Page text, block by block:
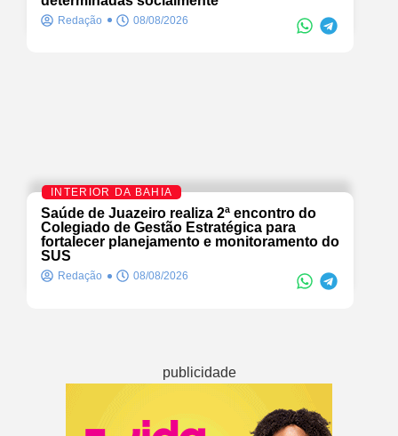
Redação 08/08/2026
INTERIOR DA BAHIA
Saúde de Juazeiro realiza 2ª encontro do
Colegiado de Gestão Estratégica para
fortalecer planejamento e monitoramento do
SUS
Redação 08/08/2026
publicidade